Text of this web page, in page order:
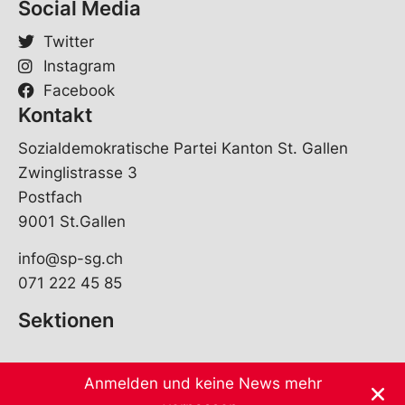
Social Media
Twitter
Instagram
Facebook
Kontakt
Sozialdemokratische Partei Kanton St. Gallen
Zwinglistrasse 3
Postfach
9001 St.Gallen
info@sp-sg.ch
071 222 45 85
Sektionen
Anmelden und keine News mehr